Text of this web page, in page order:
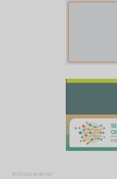
WhatsAppFacebookTwitter